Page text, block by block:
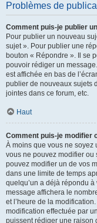
Problèmes de
Comment puis-je publier
Pour publier un nouveau
sujet ». Pour publier une
bouton « Répondre ». Il se
pouvoir rédiger un
est affichée en bas de
publier de nouveaux sujets
jointes dans ce forum, etc.
Haut
Comment puis-je modifier
À moins que vous ne soyez
vous ne pouvez modifier ou
pouvez modifier un de vos
dans une limite de temps
quelqu’un a déjà répondu
message affichera le
et l’heure de la modification.
modification effectuée par
puissent rédiger une raison